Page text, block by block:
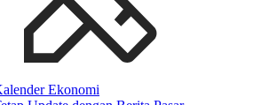
Ekonomi